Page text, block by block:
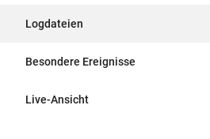
Logdateien
Besondere Ereignisse
Live-Ansicht